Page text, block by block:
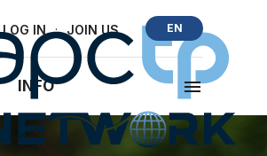
LOG IN · JOIN US EN
INFO